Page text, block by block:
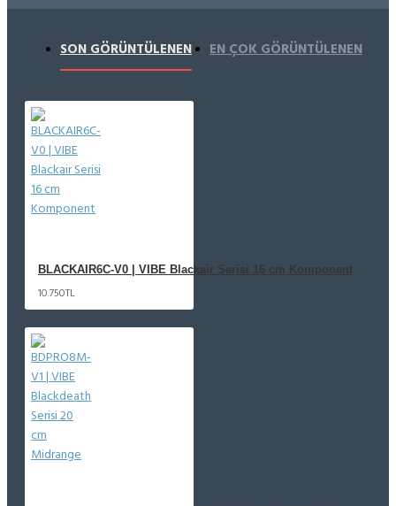
SON GÖRÜNTÜLENEN EN ÇOK GÖRÜNTÜLENEN
BLACKAIR6C-V0 | VIBE Blackair Serisi 16 cm Komponent
10.750TL